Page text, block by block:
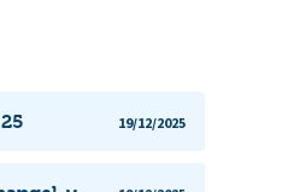
19/12/2025